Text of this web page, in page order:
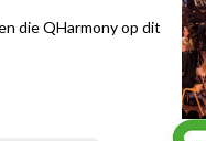
die QHarmony op dit